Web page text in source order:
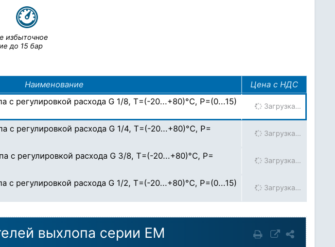
избыточное
до 15 бар
Наименование
Цена с НДС
с регулировкой расхода G 1/8, T=(-20...+80)°C, P=(0...15)
Загрузка…
с регулировкой расхода G 1/4, T=(-20...+80)°C, P=
Загрузка…
с регулировкой расхода G 3/8, T=(-20...+80)°C, P=
Загрузка…
с регулировкой расхода G 1/2, T=(-20...+80)°C, P=(0...15)
Загрузка…
выхлопа серии EM